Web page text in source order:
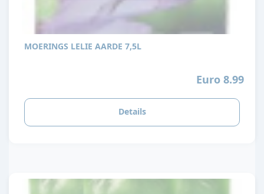
MOERINGS LELIE AARDE 7,5L
Euro 8.99
Details